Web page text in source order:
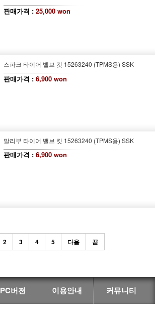
판매가격 : 25,000 won
스파크 타이어 밸브 킷 15263240 (TPMS용) SSK
판매가격 : 6,900 won
말리부 타이어 밸브 킷 15263240 (TPMS용) SSK
판매가격 : 6,900 won
2 3 4 5 다음 끝
PC버젼 이용안내 커뮤니티